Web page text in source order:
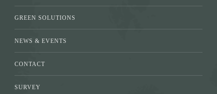
GREEN SOLUTIONS
NEWS & EVENTS
CONTACT
SURVEY